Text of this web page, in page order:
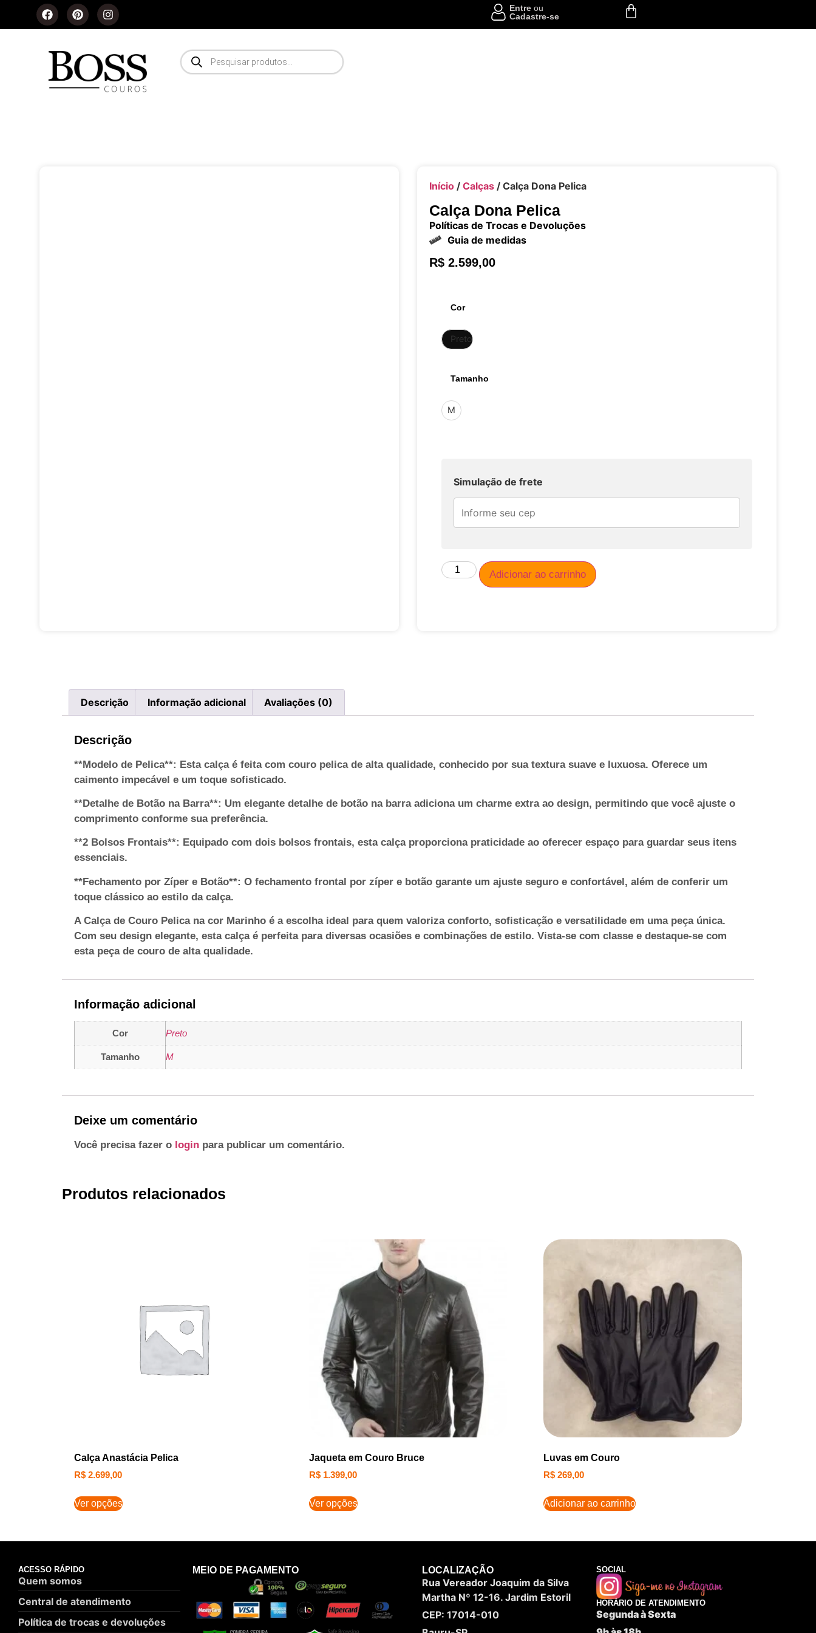
Entreou
Cadastre-se
Início/ Calças/ Calça Dona Pelica
Calça Dona Pelica
Políticas de Trocas e Devoluções
Guia de medidas
R$2.599,00
Cor
Preto
Tamanho
M
Simulação de frete
Adicionar ao carrinho
Descrição Informação adicional Avaliações (0)
Descrição
**Modelo de Pelica**: Esta calça é feita com couro pelica de alta qualidade, conhecido por sua textura suave e luxuosa. Oferece um
caimento impecável e um toque sofisticado.
**Detalhe de Botão na Barra**: Um elegante detalhe de botão na barra adiciona um charme extra ao design, permitindo que você ajuste o
comprimento conforme sua preferência.
**2 Bolsos Frontais**: Equipado com dois bolsos frontais, esta calça proporciona praticidade ao oferecer espaço para guardar seus itens
essenciais.
**Fechamento por Zíper e Botão**: O fechamento frontal por zíper e botão garante um ajuste seguro e confortável, além de conferir um
toque clássico ao estilo da calça.
A Calça de Couro Pelica na cor Marinho é a escolha ideal para quem valoriza conforto, sofisticação e versatilidade em uma peça única.
Com seu design elegante, esta calça é perfeita para diversas ocasiões e combinações de estilo. Vista-se com classe e destaque-se com
esta peça de couro de alta qualidade.
Informação adicional
Cor Preto
Tamanho M
Deixe um comentário
Você precisa fazer o login para publicar um comentário.
Produtos relacionados
Calça Anastácia Pelica
R$ 2.699,00
Ver opções
Jaqueta em Couro Bruce
R$1.399,00
Ver opções
Luvas em Couro
R$ 269,00
Adicionar ao carrinho
ACESSO RÁPIDO
Quem somos
Central de atendimento
Política de trocas e devoluções
MEIO DE PAGAMENTO LOCALIZAÇÃO
Rua Vereador Joaquim da Silva
Martha Nº 12-16. Jardim Estoril
CEP: 17014-010
SOCIAL
HORÁRIO DE ATENDIMENTO
Segunda à Sexta